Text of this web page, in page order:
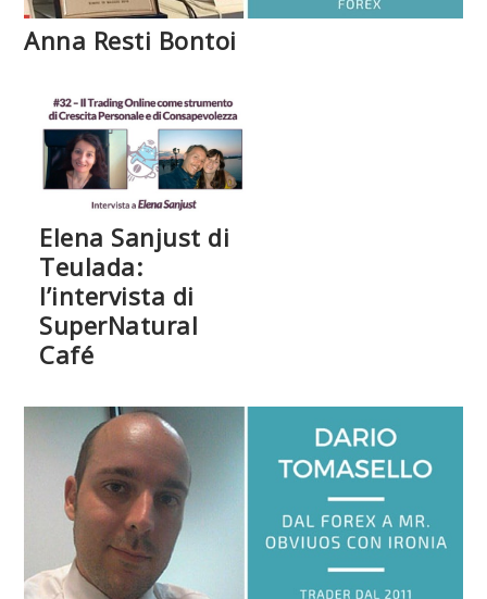
Anna Resti Bontoi
Elena Sanjust di
Teulada:
l’intervista di
SuperNatural
Café